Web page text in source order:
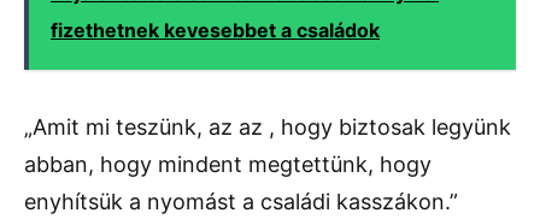
fizethetnek kevesebbet a családok
„Amit mi teszünk, az az , hogy biztosak legyünk
abban, hogy mindent megtettünk, hogy
enyhítsük a nyomást a családi kasszákon.”